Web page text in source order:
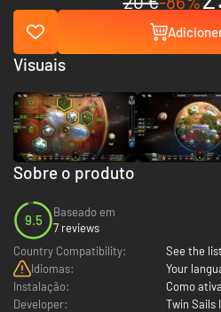
Sobre o produto
9.5
Baseado em
7 reviews
Country Compatibility:
See the list
Idiomas:
Your
Instalação:
Como
Developer:
Twin
Visuais